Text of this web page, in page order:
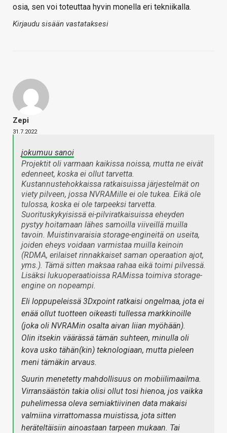
osia, sen voi toteuttaa hyvin monella eri tekniikalla.
Kirjaudu sisään vastataksesi
Zepi
31.7.2022
jokumuu sanoi
Projektit oli varmaan kaikissa noissa, mutta ne eivät
edenneet, koska ei ollut tarvetta.
Kustannustehokkaissa ratkaisuissa järjestelmät on
viety pilveen, jossa NVRAMille ei ole tukea. Eikä ole
tulossa, koska ei ole tarpeeksi tarvetta.
Suorituskykyisissä ei-pilviratkaisuissa eheyden
pystyy hoitamaan lähes samoilla viiveillä muilla
tavoin. Muistinvaraisia storage-engineitä on useita,
joiden eheys voidaan varmistaa muilla keinoin
(RDMA, erilaiset rinnakkaiset saman operaation ajot,
yms.). Tämä sitten maksaa rahaa eikä toimi pilvessä.
Lisäksi lukuoperaatioissa RAMissa toimiva storage-
engine on nopeampi.
Eli loppupeleissä 3Dxpoint ratkaisi ongelmaa, jota ei
enää ollut tuotteen oikeasti tullessa markkinoille
(joka oli NVRAMin osalta aivan liian myöhään).
Olin itsekin väärässä tämän suhteen, minulla oli
kova usko tähän(kin) teknologiaan, mutta pieleen
meni tämäkin arvaus.
Suurin menetetty mahdollisuus on mobiilimaailma.
Virransäästön takia olisi ollut tosi hienoa, jos vaikka
puhelimessa oleva semiaktiivinen data makaisi
valmiina virrattomassa muistissa, jota sitten
heräteltäisiin ainoastaan tarpeen mukaan. Tai